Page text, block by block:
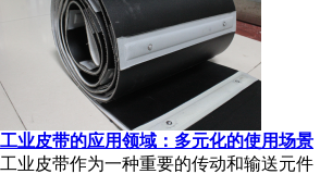
工业皮带的应用领域：多元化的使用场景
工业皮带作为一种重要的传动和输送元